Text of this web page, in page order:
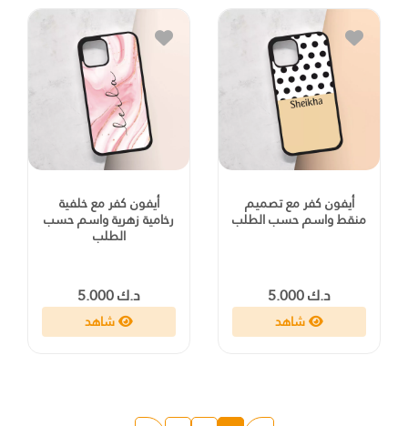
أيفون كفر مع تصميم
منقط واسم حسب الطلب
د.ك 5.000
شاهد
أيفون كفر مع خلفية
رخامية زهرية واسم حسب
الطلب
د.ك 5.000
شاهد